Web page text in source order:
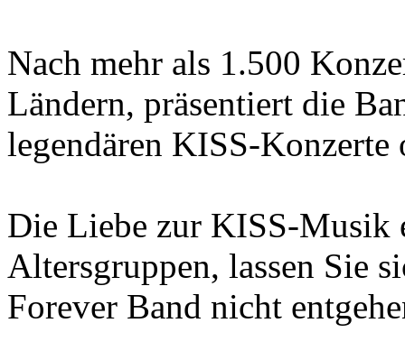
Nach mehr als 1.500
Ländern, präsentiert die
legendären KISS-
Die Liebe zur KISS-Musik
Altersgruppen, lassen Sie
Forever Band nicht